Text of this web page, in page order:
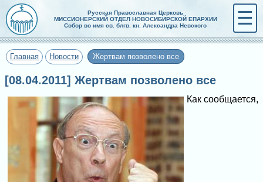
Русская Православная Церковь
МИССИОНЕРСКИЙ ОТДЕЛ НОВОСИБИРСКОЙ ЕПАРХИИ
Собор во имя св. блгв. кн. Александра Невского
☰
Главная Новости Жертвам позволено все
[08.04.2011] Жертвам позволено все
Как сообщается,